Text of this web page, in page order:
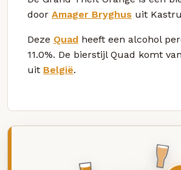
door Amager Bryghus uit
Deze Quad heeft een alcohol
11.0%. De bierstijl Quad komt
uit België.